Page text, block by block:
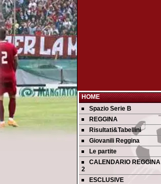
HOME
Spazio Serie B
REGGINA
Risultati&Tabellini
Giovanili Reggina
Le partite
CALENDARIO REGGINA
2
ESCLUSIVE